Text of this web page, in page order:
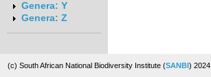
Genera: Y
Genera: Z
(c) South African National Biodiversity Institute (SANBI) 2024.